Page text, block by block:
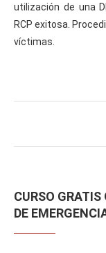
utilización de una
RCP exitosa.
víctimas.
CURSO
DE